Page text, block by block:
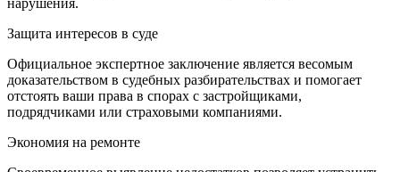
нарушения.
Защита интересов в суде
Официальное экспертное заключение является весомым
доказательством в судебных разбирательствах и помогает
отстоять ваши права в спорах с застройщиками,
подрядчиками или страховыми компаниями.
Экономия на ремонте